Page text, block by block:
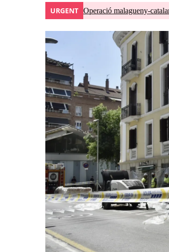
URGENT Operació malagueny-